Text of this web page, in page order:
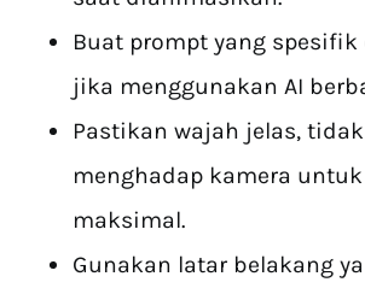
Buat prompt yang
jika menggunakan AI
Pastikan wajah jelas,
menghadap kamera
maksimal.
Gunakan latar belakang